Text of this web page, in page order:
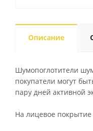
Описание
Шумопоглотители
покупатели могут
пару дней активной
На лицевое